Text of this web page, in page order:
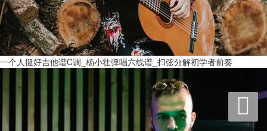
一个人挺好吉他谱C调_杨小壮弹唱六线谱_扫弦分解初学者前奏
